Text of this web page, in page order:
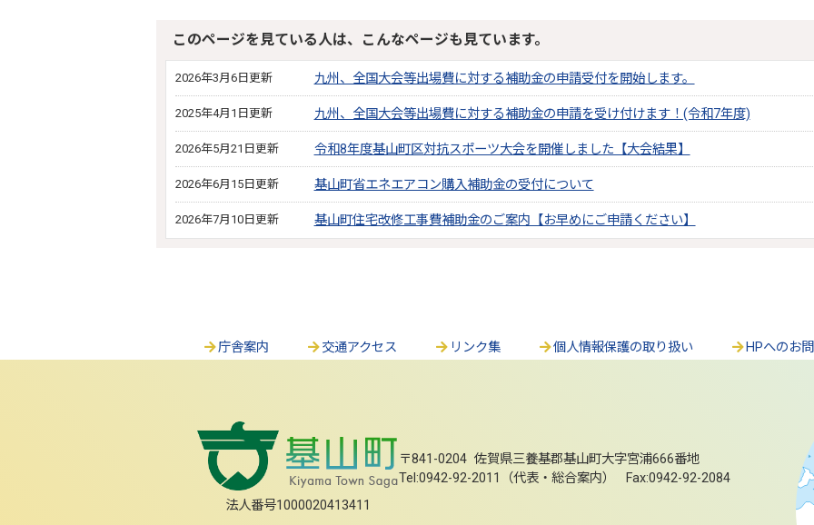
このページを見ている人は、こんなページも見ています。
2026年3月6日更新 九州、全国大会等出場費に対する補助金の申請受付を開始します。
2025年4月1日更新 九州、全国大会等出場費に対する補助金の申請を受け付けます！(令和7年度)
2026年5月21日更新 令和8年度基山町区対抗スポーツ大会を開催しました【大会結果】
2026年6月15日更新 基山町省エネエアコン購入補助金の受付について
2026年7月10日更新 基山町住宅改修工事費補助金のご案内【お早めにご申請ください】
庁舎案内 交通アクセス リンク集 個人情報保護の取り扱い HPへのお
法人番号1000020413411
〒841-0204 佐賀県三養基郡基山町大字宮浦666番地
Tel:0942-92-2011（代表・総合案内） Fax:0942-92-2084